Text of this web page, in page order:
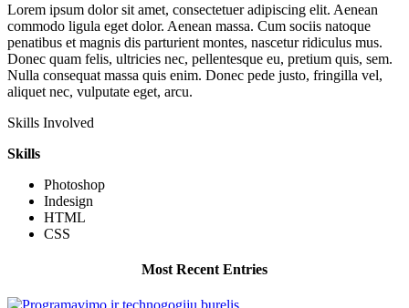
Lorem ipsum dolor sit amet, consectetuer adipiscing elit. Aenean
commodo ligula eget dolor. Aenean massa. Cum sociis natoque
penatibus et magnis dis parturient montes, nascetur ridiculus mus.
Donec quam felis, ultricies nec, pellentesque eu, pretium quis, sem.
Nulla consequat massa quis enim. Donec pede justo, fringilla vel,
aliquet nec, vulputate eget, arcu.
Skills Involved
Skills
Photoshop
Indesign
HTML
CSS
Most Recent Entries